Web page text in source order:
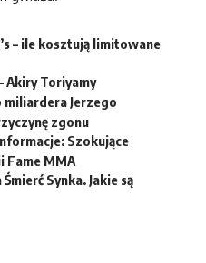
– ile kosztują limitowane
Akiry Toriyamy
Jerzego
zgonu
Szokujące
Fame MMA
Synka. Jakie są